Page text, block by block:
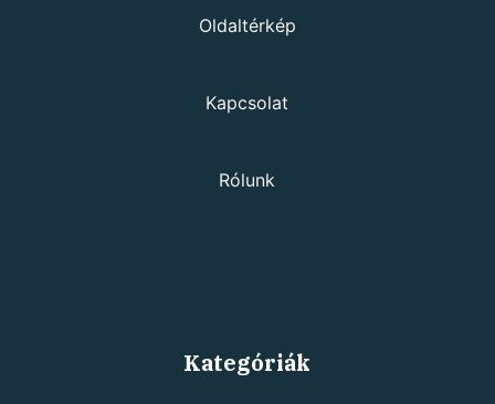
Oldaltérkép
Kapcsolat
Rólunk
Kategóriák